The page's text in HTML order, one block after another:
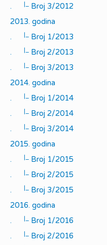
.
|_
Broj 3/2012
2013. godina
.
|_
Broj 1/2013
.
|_
Broj 2/2013
.
|_
Broj 3/2013
2014. godina
.
|_
Broj 1/2014
.
|_
Broj 2/2014
.
|_
Broj 3/2014
2015. godina
.
|_
Broj 1/2015
.
|_
Broj 2/2015
.
|_
Broj 3/2015
2016. godina
.
|_
Broj 1/2016
.
|_
Broj 2/2016